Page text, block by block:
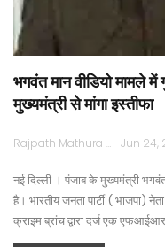
भगवंत मान वीडियो मामले
मुख्यमंत्री से मांगा इस्तीफा
Rajpath Mathura Jun 24,
नई दिल्ली । पंजाब के मुख्यमंत्री
है। भारतीय जनता पार्टी ( भाजपा)
क्राइम ब्रांच द्वारा दर्ज एक